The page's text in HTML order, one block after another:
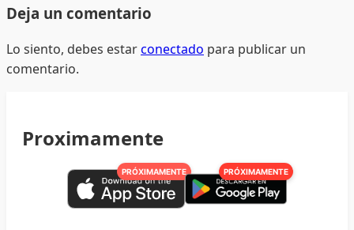
Deja un comentario
Lo siento, debes estarconectado para publicar un
comentario.
Proximamente
PRÓXIMAMENTE PRÓXIMAMENTE